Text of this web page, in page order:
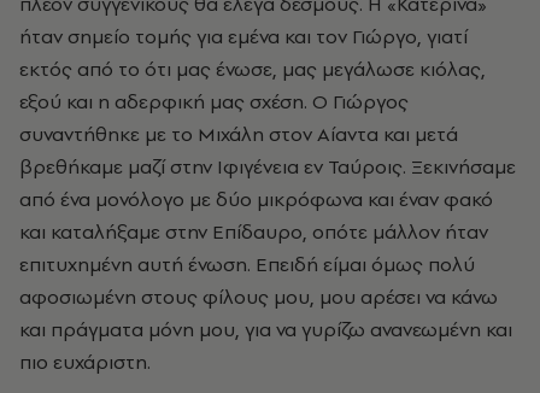
ήταν σημείο τομής για εμένα και τον Γιώργο, γιατί
εκτός από το ότι μας ένωσε, μας μεγάλωσε κιόλας,
εξού και η αδερφική μας σχέση. Ο Γιώργος
συναντήθηκε με το Μιχάλη στον Αίαντα και μετά
βρεθήκαμε μαζί στην Ιφιγένεια εν Ταύροις. Ξεκινήσαμε
από ένα μονόλογο με δύο μικρόφωνα και έναν φακό
και καταλήξαμε στην Επίδαυρο, οπότε μάλλον ήταν
επιτυχημένη αυτή ένωση. Επειδή είμαι όμως πολύ
αφοσιωμένη στους φίλους μου, μου αρέσει να κάνω
και πράγματα μόνη μου, για να γυρίζω ανανεωμένη και
πιο ευχάριστη.